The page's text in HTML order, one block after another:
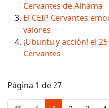
Cervantes de Alhama
El CEIP Cervantes
valores
¡Ubuntu y acción! el
Cervantes
Página 1 de 27